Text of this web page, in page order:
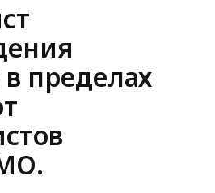
в пределах